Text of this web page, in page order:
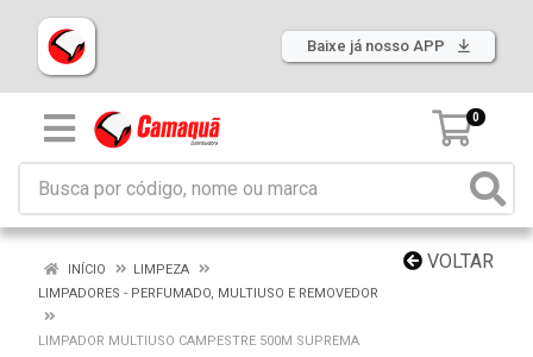
Baixe já nosso APP
0
VOLTAR
INÍCIO
LIMPEZA
LIMPADORES - PERFUMADO, MULTIUSO E REMOVEDOR
LIMPADOR MULTIUSO CAMPESTRE 500M SUPREMA